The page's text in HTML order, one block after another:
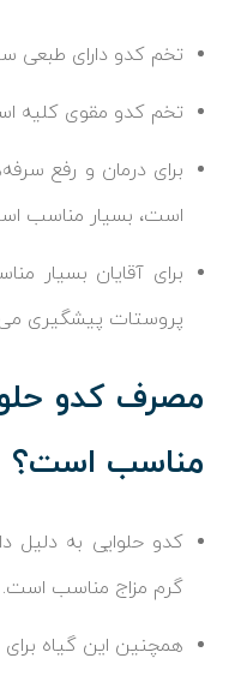
تخم کدو دارای طبعی
تخم کدو مقوی کلیه
برای درمان و رفع
است، بسیار مناسب
برای آقایان بسیار
پروستات پیشگیری
مصرف کدو
مناسب است؟
کدو حلوایی به دلیل
گرم مزاج مناسب است.
همچنین این گیاه برای